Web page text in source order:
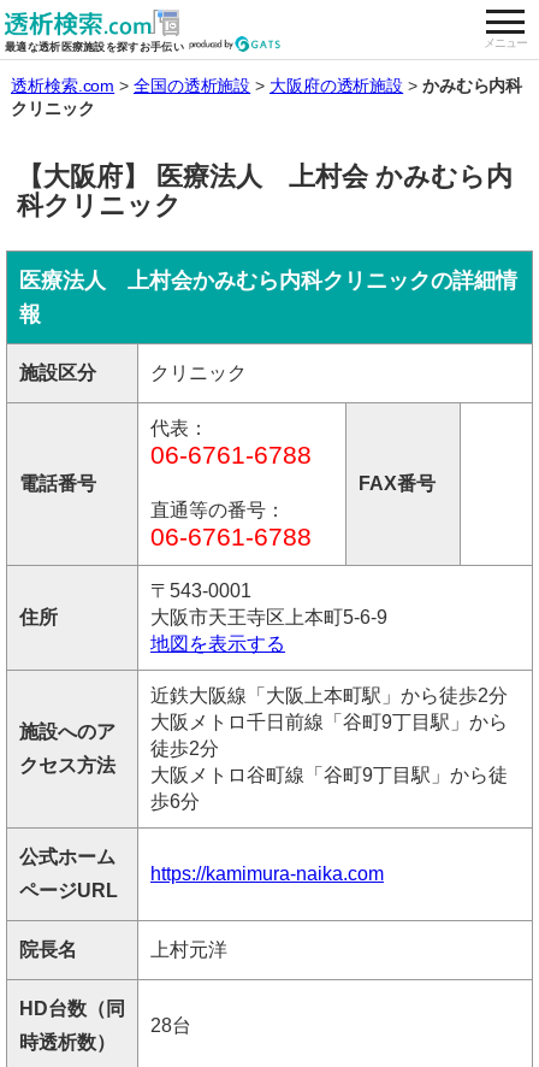
最適な透析医療施設を探すお手伝い メニュー
全国の透析施設を検索する
透析検索.com 全国の透析施設 大阪府の透析施設
かみむら内科
クリニック
【大阪府】 医療法人 上村会 かみむら内
科クリニック
医療法人 上村会かみむら内科クリニックの詳細情
報
施設区分 クリニック
電話番号
代表：
06-6761-6788
直通等の番号：
06-6761-6788
FAX番号
住所
〒543-0001
大阪市天王寺区上本町5-6-9
地図を表示する
施設へのア
クセス方法
近鉄大阪線「大阪上本町駅」から徒歩2分
大阪メトロ千日前線「谷町9丁目駅」から
徒歩2分
大阪メトロ谷町線「谷町9丁目駅」から徒
歩6分
公式ホーム
ページURL
https://kamimura-naika.com
院長名 上村元洋
HD台数（同
時透析数）
28台